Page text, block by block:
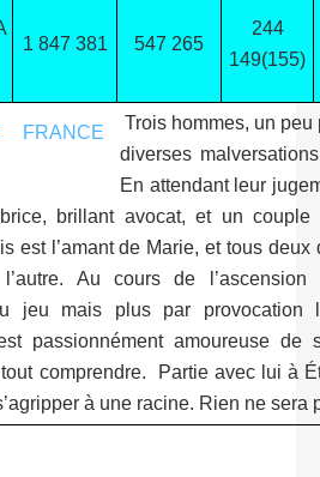
1 847 381 547 265
244
149(155)
Trois hommes, un
diverses
En attendant leur
brillant avocat, et un
est l’amant de Marie, et tous
Au cours de
jeu mais plus par
passionnément amoureuse
tout comprendre. Partie avec lui à
à une racine. Rien ne sera